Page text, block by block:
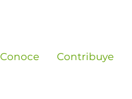
Conoce Contribuye